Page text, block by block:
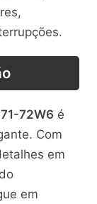
72W6 é
Com
em
em